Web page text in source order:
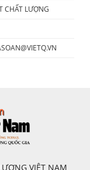
CHẤT LƯỢNG
VIỆT NAM